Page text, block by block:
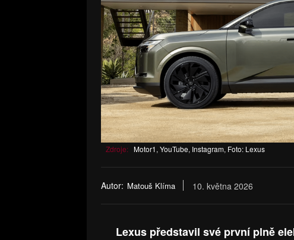
Zdroje: Motor1, YouTube, Instagram, Foto: Lexus
Autor: Matouš Klíma 10. května 2026
Lexus představil své první plně